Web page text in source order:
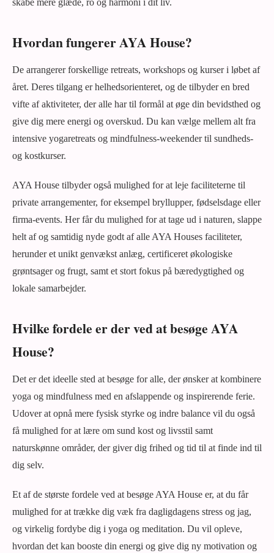
skabe mere glæde, ro og harmoni i dit liv.
Hvordan fungerer AYA House?
De arrangerer forskellige retreats, workshops og kurser i løbet af
året. Deres tilgang er helhedsorienteret, og de tilbyder en bred
vifte af aktiviteter, der alle har til formål at øge din bevidsthed og
give dig mere energi og overskud. Du kan vælge mellem alt fra
intensive yogaretreats og mindfulness-weekender til sundheds-
og kostkurser.
AYA House tilbyder også mulighed for at leje faciliteterne til
private arrangementer, for eksempel bryllupper, fødselsdage eller
firma-events. Her får du mulighed for at tage ud i naturen, slappe
helt af og samtidig nyde godt af alle AYA Houses faciliteter,
herunder et unikt genvækst anlæg, certificeret økologiske
grøntsager og frugt, samt et stort fokus på bæredygtighed og
lokale samarbejder.
Hvilke fordele er der ved at besøge AYA
House?
Det er det ideelle sted at besøge for alle, der ønsker at kombinere
yoga og mindfulness med en afslappende og inspirerende ferie.
Udover at opnå mere fysisk styrke og indre balance vil du også
få mulighed for at lære om sund kost og livsstil samt
naturskønne områder, der giver dig frihed og tid til at finde ind til
dig selv.
Et af de største fordele ved at besøge AYA House er, at du får
mulighed for at trække dig væk fra dagligdagens stress og jag,
og virkelig fordybe dig i yoga og meditation. Du vil opleve,
hvordan det kan booste din energi og give dig ny motivation og